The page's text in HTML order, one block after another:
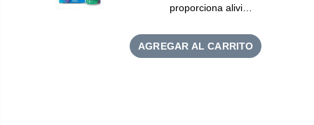
proporciona alivi…
AGREGAR AL CARRITO